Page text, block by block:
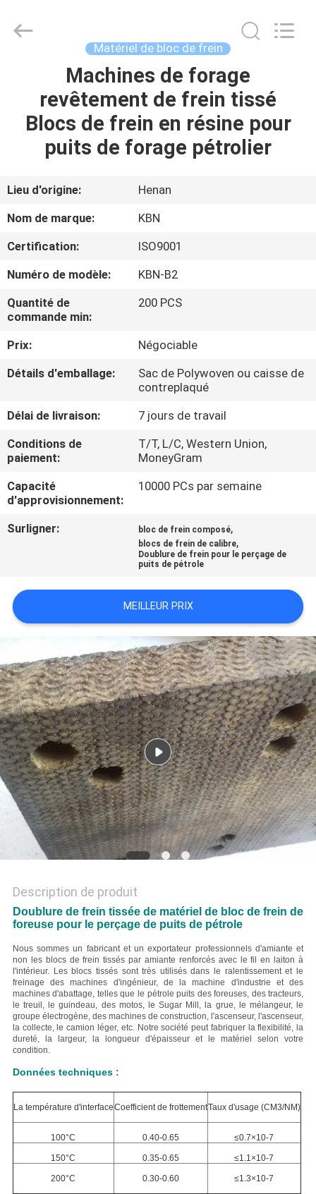
MAISON
PRODUITS
SUJET
DE
NOUS
VISITE
D'USINE
CONTRÔLE
DE
CONTACTEZ-
NOUS
DEMANDEZ
UNE
PLAN
DU
SITE
PRIVACY
POLICY
Kebona
Industry
Matériel de bloc de frein
Machines de forage
revêtement de frein tissé
Blocs de frein en résine pour
puits de forage pétrolier
Lieu d'origine:
Henan
Nom de marque:
KBN
Certification:
ISO9001
Numéro de modèle:
KBN-B2
Quantité de
commande min:
200 PCS
Prix:
Négociable
Détails d'emballage:
Sac de Polywoven ou caisse de
contreplaqué
Délai de livraison:
7 jours de travail
Conditions de
paiement:
T/T, L/C, Western Union,
MoneyGram
Capacité
d'approvisionnement:
10000 PCs par semaine
Surligner: bloc de frein composé,
blocs de frein de calibre,
Doublure de frein pour le perçage de
puits de pétrole
MEILLEUR PRIX
Description de produit
Doublure de frein tissée de matériel de bloc de frein de
foreuse pour le perçage de puits de pétrole
Nous sommes un fabricant et un exportateur professionnels d'amiante et
non les blocs de frein tissés par amiante renforcés avec le fil en laiton à
l'intérieur. Les blocs tissés sont très utilisés dans le ralentissement et le
freinage des machines d'ingénieur, de la machine d'industrie et des
machines d'abattage, telles que le pétrole puits des foreuses, des tracteurs,
le treuil, le guindeau, des motos, le Sugar Mill, la grue, le mélangeur, le
groupe électrogène, des machines de construction, l'ascenseur, l'ascenseur,
la collecte, le camion léger, etc.Notre société peut fabriquer la flexibilité, la
dureté, la largeur, la longueur d'épaisseur et le matériel selon votre
condition.
Données techniques :
La température d'interfaceCoefficient de frottementTaux d'usage (CM3/NM)
100°C 0.40-0.65 ≤0.7×10-7
150°C 0.35-0.65 ≤1.1×10-7
200°C 0.30-0.60 ≤1.3×10-7